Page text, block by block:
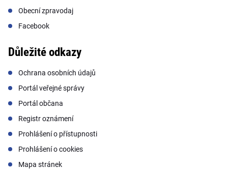
Obecní zpravodaj
Facebook
Důležité odkazy
Ochrana osobních údajů
Portál veřejné správy
Portál občana
Registr oznámení
Prohlášení o přístupnosti
Prohlášení o cookies
Mapa stránek